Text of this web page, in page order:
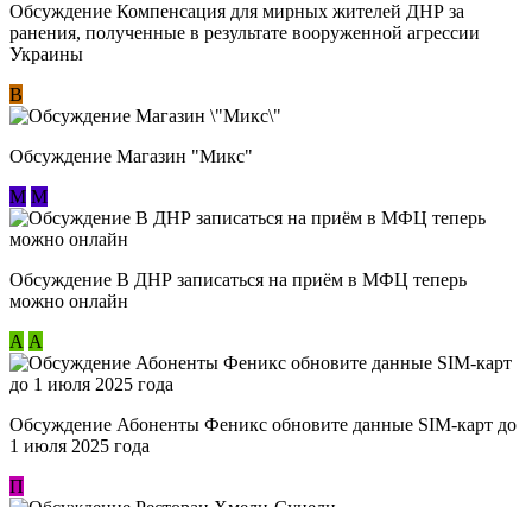
Обсуждение Компенсация для мирных жителей ДНР за
ранения, полученные в результате вооруженной агрессии
Украины
В
Обсуждение Магазин "Микс"
М М
Обсуждение В ДНР записаться на приём в МФЦ теперь
можно онлайн
А А
Обсуждение Абоненты Феникс обновите данные SIM-карт до
1 июля 2025 года
П